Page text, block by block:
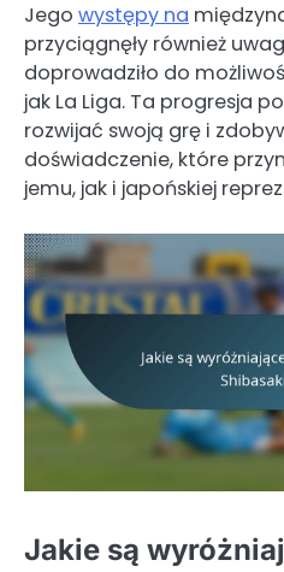
Jego występy na
przyciągnęły również
doprowadziło do
jak La Liga. Ta progresja
rozwijać swoją grę i
doświadczenie, które
jemu, jak i japońskiej
Jakie są